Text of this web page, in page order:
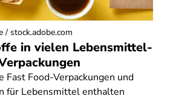
in vielen Lebensmittel-
Fast Food-Verpackungen und
für Lebensmittel enthalten
/ stock.adobe.com